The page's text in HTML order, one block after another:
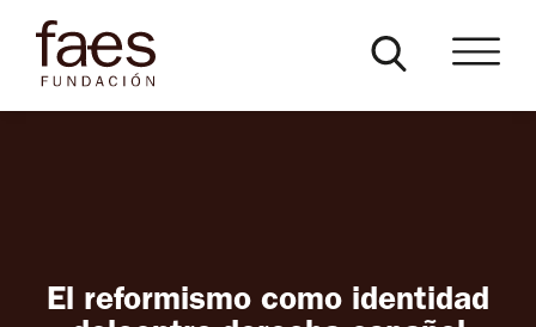
El reformismo como identidad